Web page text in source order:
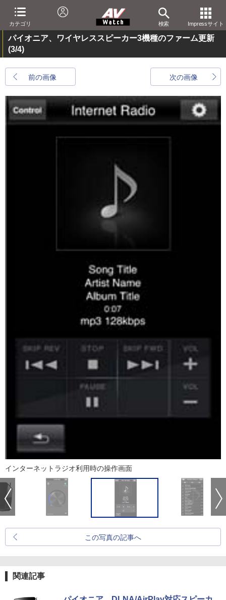
カテゴリ 検索 Impressサイト
パイオニア、ワイヤレススピーカー3機種のファーム更新
(3/4)
前の画像 次の画像
インターネットラジオ利用時の操作画面
この写真の記事へ
関連記事